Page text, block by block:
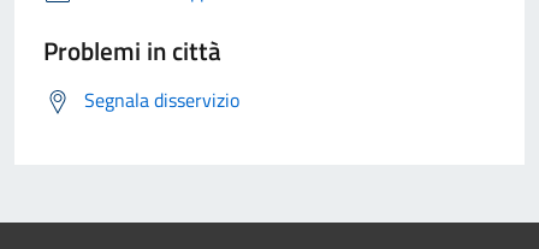
Problemi in città
Segnala disservizio